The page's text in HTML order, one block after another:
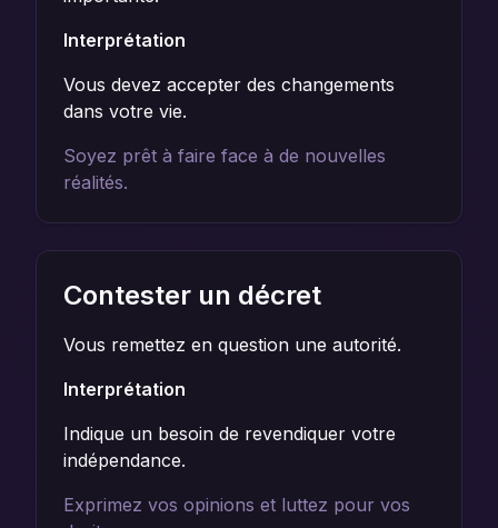
Interprétation
Vous devez accepter des changements
dans votre vie.
Soyez prêt à faire face à de nouvelles
réalités.
Contester un décret
Vous remettez en question une autorité.
Interprétation
Indique un besoin de revendiquer votre
indépendance.
Exprimez vos opinions et luttez pour vos